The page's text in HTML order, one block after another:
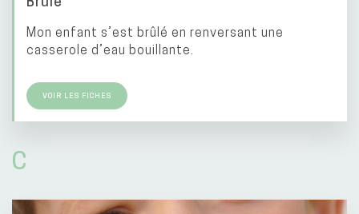
Mon enfant s’est brûlé en renversant une
casserole d’eau bouillante.
VOIR LES FICHES
C